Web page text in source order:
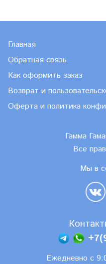
Главная
Обратная связь
Как оформить заказ
Возврат и
Оферта и политика
Гамма
Все
Мы в
Ежедневно с